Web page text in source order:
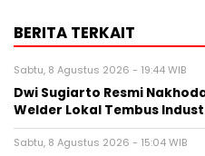
BERITA TERKAIT
Sabtu, 8 Agustus 2026 - 19:44 WIB
Dwi Sugiarto Resmi
Welder Lokal Tembus
Sabtu, 8 Agustus 2026 - 15:04 WIB